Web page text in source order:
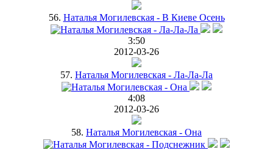
56. Наталья Могилевская - В Киеве Осень
3:50
2012-03-26
57. Наталья Могилевская - Ла-Ла-Ла
4:08
2012-03-26
58. Наталья Могилевская - Она